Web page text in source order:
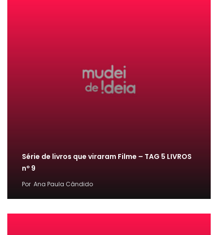
Série de livros que viraram Filme – TAG 5 LIVROS
nº 9
Por Ana Paula Cândido